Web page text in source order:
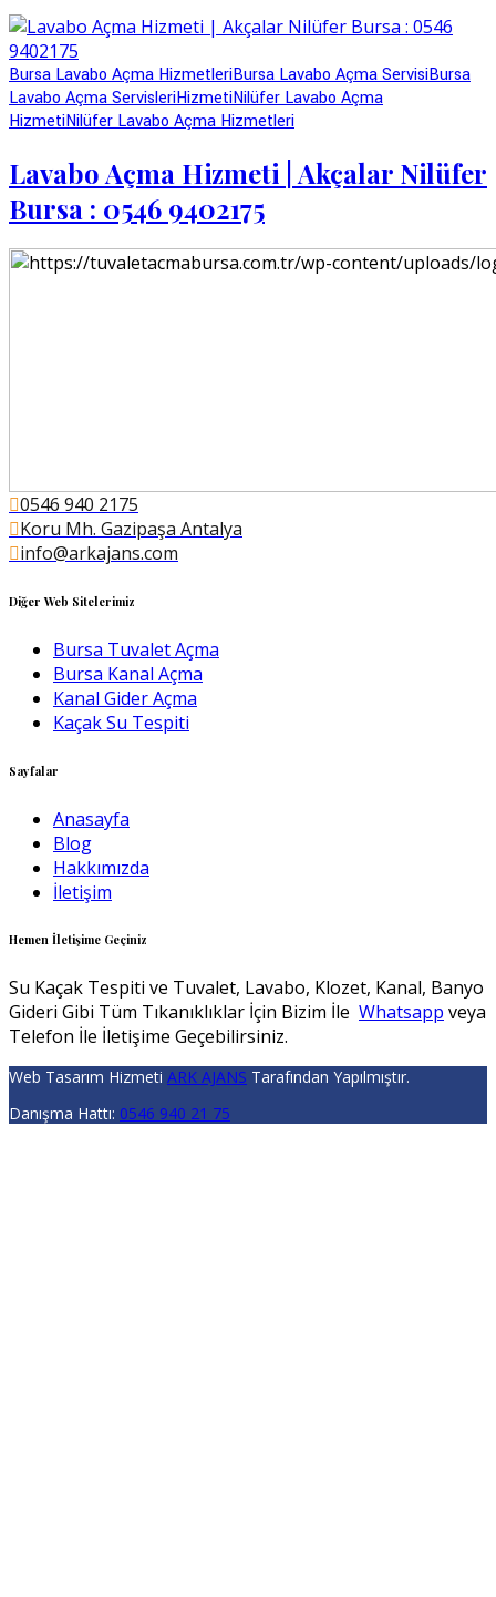
Bursa Lavabo Açma HizmetleriBursa Lavabo Açma ServisiBursa
Lavabo Açma ServisleriHizmetiNilüfer Lavabo Açma
HizmetiNilüfer Lavabo Açma Hizmetleri
Lavabo Açma Hizmeti | Akçalar Nilüfer
Bursa : 0546 9402175
0546 940 2175
Koru Mh. Gazipaşa Antalya
info@arkajans.com
Diğer Web Sitelerimiz
Bursa Tuvalet Açma
Bursa Kanal Açma
Kanal Gider Açma
Kaçak Su Tespiti
Sayfalar
Anasayfa
Blog
Hakkımızda
İletişim
Hemen İletişime Geçiniz
Su Kaçak Tespiti ve Tuvalet, Lavabo, Klozet, Kanal, Banyo
Gideri Gibi Tüm Tıkanıklıklar İçin Bizim İle Whatsapp veya
Telefon İle İletişime Geçebilirsiniz.
Web Tasarım Hizmeti ARK AJANS Tarafından Yapılmıştır.
Danışma Hattı: 0546 940 21 75